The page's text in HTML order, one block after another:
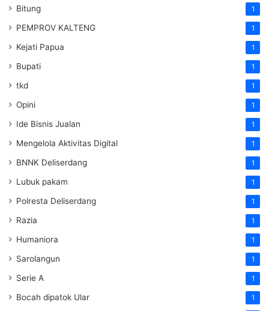
Bitung 1
PEMPROV KALTENG 1
Kejati Papua 1
Bupati 1
tkd 1
Opini 1
Ide Bisnis Jualan 1
Mengelola Aktivitas Digital 1
BNNK Deliserdang 1
Lubuk pakam 1
Polresta Deliserdang 1
Razia 1
Humaniora 1
Sarolangun 1
Serie A 1
Bocah dipatok Ular 1